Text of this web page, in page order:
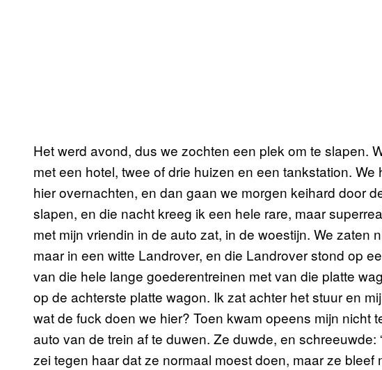
Het werd avond, dus we zochten een plek om te slapen.
met een hotel, twee of drie huizen en een tankstation.
hier overnachten, en dan gaan we morgen keihard door
slapen, en die nacht kreeg ik een hele rare, maar
met mijn vriendin in de auto zat, in de woestijn. We zaten
maar in een witte Landrover, en die Landrover stond op
van die hele lange goederentreinen met van die platte
op de achterste platte wagon. Ik zat achter het stuur en
wat de fuck doen we hier? Toen kwam opeens mijn nicht
auto van de trein af te duwen. Ze duwde, en schreeuwde:
zei tegen haar dat ze normaal moest doen, maar ze